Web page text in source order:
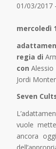
01/03/2017
mercoledì
regia di
con
Jordi
Seven
vuole
ancora